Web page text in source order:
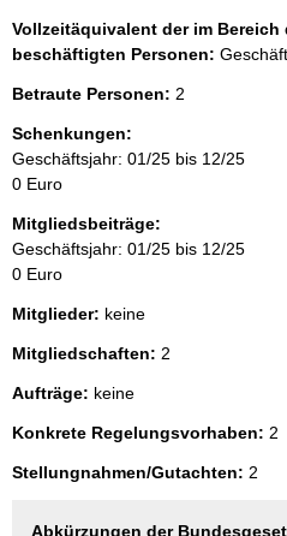
Vollzeitäquivalent der im
beschäftigten Personen:
Betraute Personen: 2
Schenkungen:
Geschäftsjahr: 01/25 bis 12/25
0 Euro
Mitgliedsbeiträge:
Geschäftsjahr: 01/25 bis 12/25
0 Euro
Mitglieder: keine
Mitgliedschaften: 2
Aufträge: keine
Konkrete Regelungsvorhaben: 2
Stellungnahmen/Gutachten: 2
Abkürzungen der